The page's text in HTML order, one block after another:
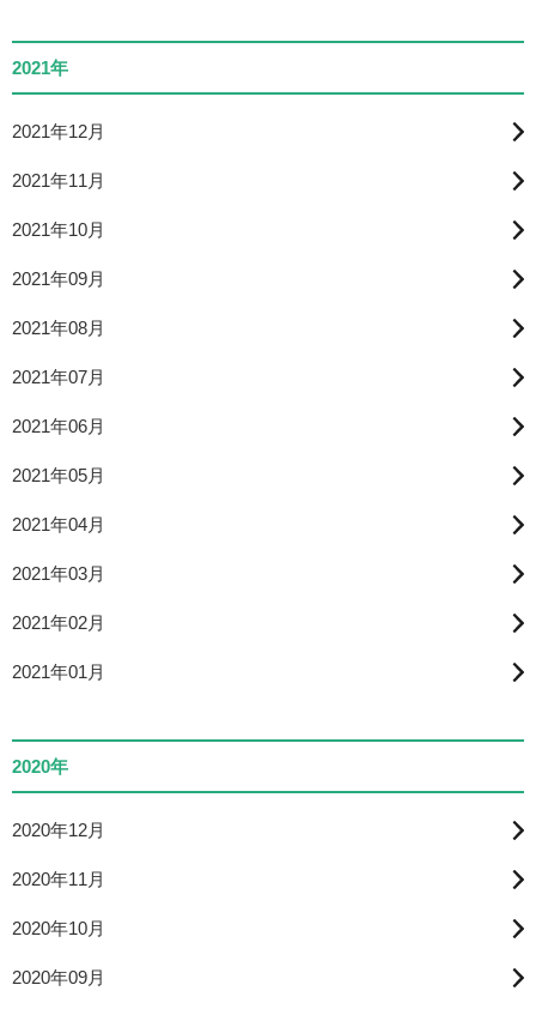
2021年
2021年12月
2021年11月
2021年10月
2021年09月
2021年08月
2021年07月
2021年06月
2021年05月
2021年04月
2021年03月
2021年02月
2021年01月
2020年
2020年12月
2020年11月
2020年10月
2020年09月